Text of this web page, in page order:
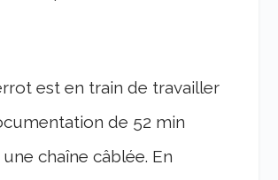
est en train de travailler
de 52 min
chaîne câblée. En